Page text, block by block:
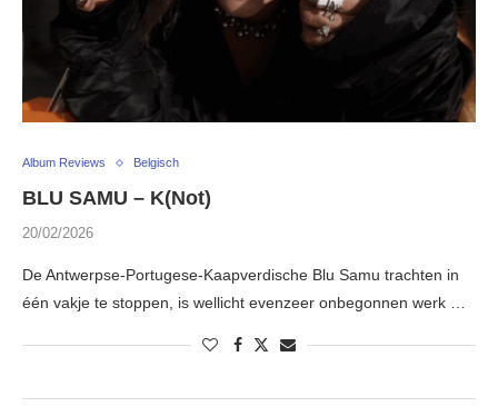
Album Reviews Belgisch
BLU SAMU – K(Not)
20/02/2026
De Antwerpse-Portugese-Kaapverdische Blu Samu trachten in
één vakje te stoppen, is wellicht evenzeer onbegonnen werk …